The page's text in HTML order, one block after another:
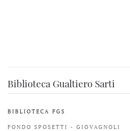
Biblioteca Gualtiero Sarti
BIBLIOTECA FGS
FONDO SPOSETTI - GIOVAGNOLI